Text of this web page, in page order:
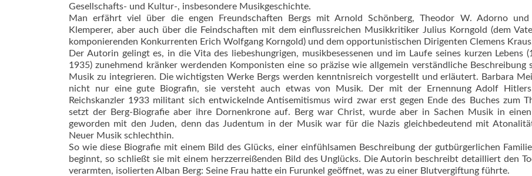
Gesellschafts- und Kultur-, insbesondere Musikgeschichte.
Man erfährt viel über die engen Freundschaften Bergs mit Arnold Schönberg, Theodor W. Adorno
Klemperer, aber auch über die Feindschaften mit dem einflussreichen Musikkritiker Julius Korngold (dem
komponierenden Konkurrenten Erich Wolfgang Korngold) und dem opportunistischen Dirigenten Clemens
Der Autorin gelingt es, in die Vita des liebeshungrigen, musikbesessenen und im Laufe seines kurzen Lebens
1935) zunehmend kränker werdenden Komponisten eine so präzise wie allgemein verständliche Beschreibung
Musik zu integrieren. Die wichtigsten Werke Bergs werden kenntnisreich vorgestellt und erläutert. Barbara
nicht nur eine gute Biografin, sie versteht auch etwas von Musik. Der mit der Ernennung Adolf
Reichskanzler 1933 militant sich entwickelnde Antisemitismus wird zwar erst gegen Ende des Buches zum
setzt der Berg-Biografie aber ihre Dornenkrone auf. Berg war Christ, wurde aber in Sachen Musik in
geworden mit den Juden, denn das Judentum in der Musik war für die Nazis gleichbedeutend mit
Neuer Musik schlechthin.
So wie diese Biografie mit einem Bild des Glücks, einer einfühlsamen Beschreibung der gutbürgerlichen
beginnt, so schließt sie mit einem herzzerreißenden Bild des Unglücks. Die Autorin beschreibt detailliert den
verarmten, isolierten Alban Berg: Seine Frau hatte ein Furunkel geöffnet, was zu einer Blutvergiftung führte.